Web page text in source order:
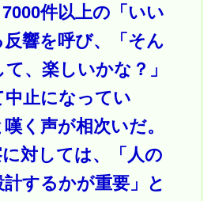
件以上の「いい
響を呼び、「そん
、楽しいかな？」
中止になってい
く声が相次いだ。
対しては、「人の
するかが重要」と